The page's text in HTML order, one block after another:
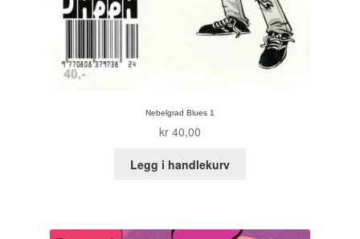
Nebelgrad Blues 1
kr 40,00
Legg i handlekurv